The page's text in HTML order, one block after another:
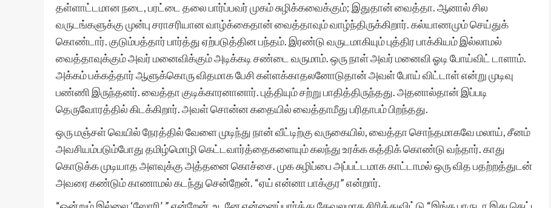
தள்ளாட்டமான நடை, பரட்டை தலை பார்ப்பவர் முகம் சுழிக்கவைக்கும்; இதுதான் வைத்தா. ஆனால் சில
வருடங்களுக்கு முன்பு சராசரியான வாழ்க்கைதான் வைத்தாவும் வாழ்ந்திருக்கிறார். கல்யாணமும் செய்துக்
கொண்டார். குடும்பத்தார் பார்த்து ஏற்படுத்தின பந்தம். இரண்டு வருடமாகியும் புத்திர பாக்கியம் இல்லாமல்
வைத்தாவுக்கும் அவர் மனைவிக்கும் அடிக்கடி சண்டை வருமாம். ஒரு நாள் அவர் மனைவி ஓடி போய்விட் டாளாம்.
அக்கம் பக்கத்தார் ஆளுக்கொரு விதமாக பேசி கள்ளக்காதலனோடுதான் அவள் போய் விட்டாள் என்று முடிவு
பண்ணி இருந்தனர். வைத்தா குடிக்காரனானார். புத்தியும் சற்று பாதித்திருந்தது. அதனால்தான் இப்படி
தெருவோரத்தில் கிடக்கிறார். அவள் சொன்ன கதையில் வைத்தாமீது பரிதாபம் பிறந்தது.
ஒரு மஞ்சள் வெயில் நேரத்தில் வேளை முடிந்து நான் வீட்டிற்கு வருகையில், வைத்தா சொந்தமாகவே மலாய், சீனம்
அவசியம்படும்போது தமிழ்மொழி கெட்டவார்த்தைகளையும் கலந்து உரக்க கத்திக் கொண்டு வந்தார். காது
கொடுக்க முடியாத அளவுக்கு அத்தனை கொச்சை. முக சுழிப்பை அப்பட்டமாக காட்டாமல் ஒரு வித பதற்றத்துடன்
அவரை கண்டும் காணாமல் கடந்து சென்றேன். “ஏய் என்னா பாக்குர” என்றார்.
இடத்தில் பார்க்கும்
வாய்ப்பை
உருவாக்கியமைக்கு
வாழ்த்தும் நன்றியும்.
எஸ்.அர்ஷியா